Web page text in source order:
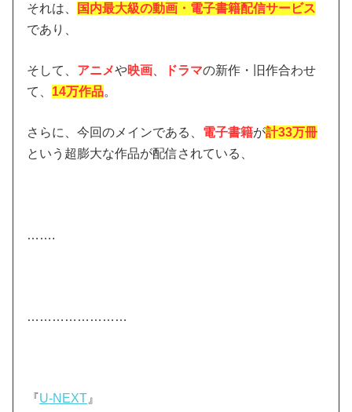
それは、
国内最大級の動画・電子書籍配信サービス
であり、
そして、 アニメや映画 ドラマの新作・旧作合わせ
て、 14万作品。
さらに、今回のメインである、 電子書籍が計33万冊
という超膨大な作品が配信されている、
…….
……………………
『U-NEXT 』